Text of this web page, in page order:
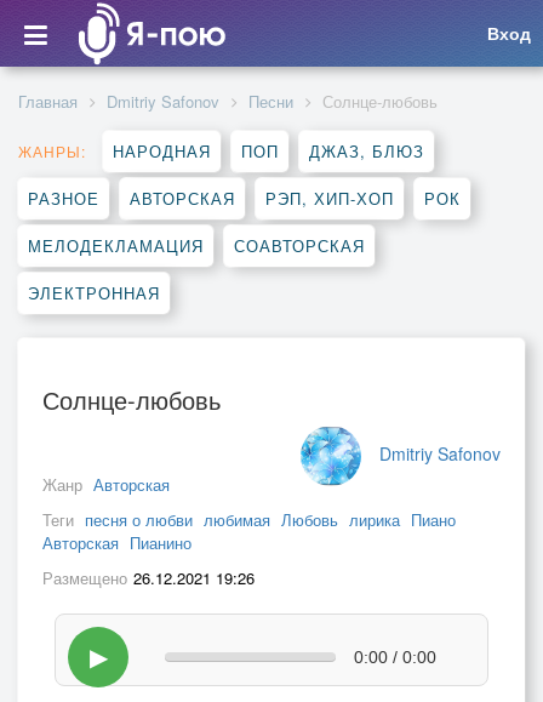
Вход
Главная Dmitriy Safonov Песни Солнце-любовь
ЖАНРЫ: НАРОДНАЯ ПОП ДЖАЗ, БЛЮЗ
РАЗНОЕ АВТОРСКАЯ РЭП, ХИП-ХОП РОК
МЕЛОДЕКЛАМАЦИЯ СОАВТОРСКАЯ
ЭЛЕКТРОННАЯ
Солнце-любовь
Dmitriy Safonov
Жанр Авторская
Теги песня о любви любимая Любовь лирика Пиано
Авторская Пианино
Размещено 26.12.2021 19:26
▶ 0:00 / 0:00